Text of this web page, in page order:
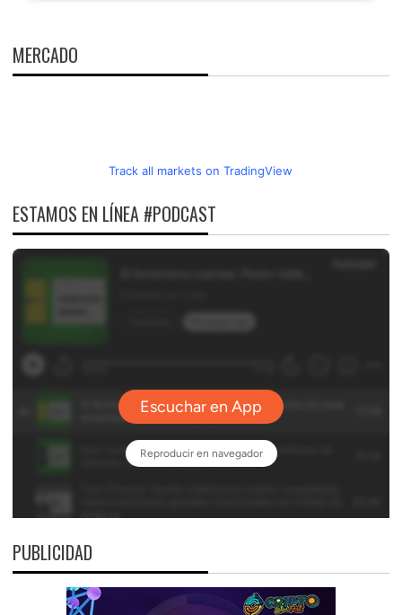
MERCADO
Track all markets on TradingView
ESTAMOS EN LÍNEA #PODCAST
PUBLICIDAD